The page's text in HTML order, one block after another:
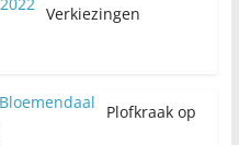
Verkiezingen
Plofkraak op